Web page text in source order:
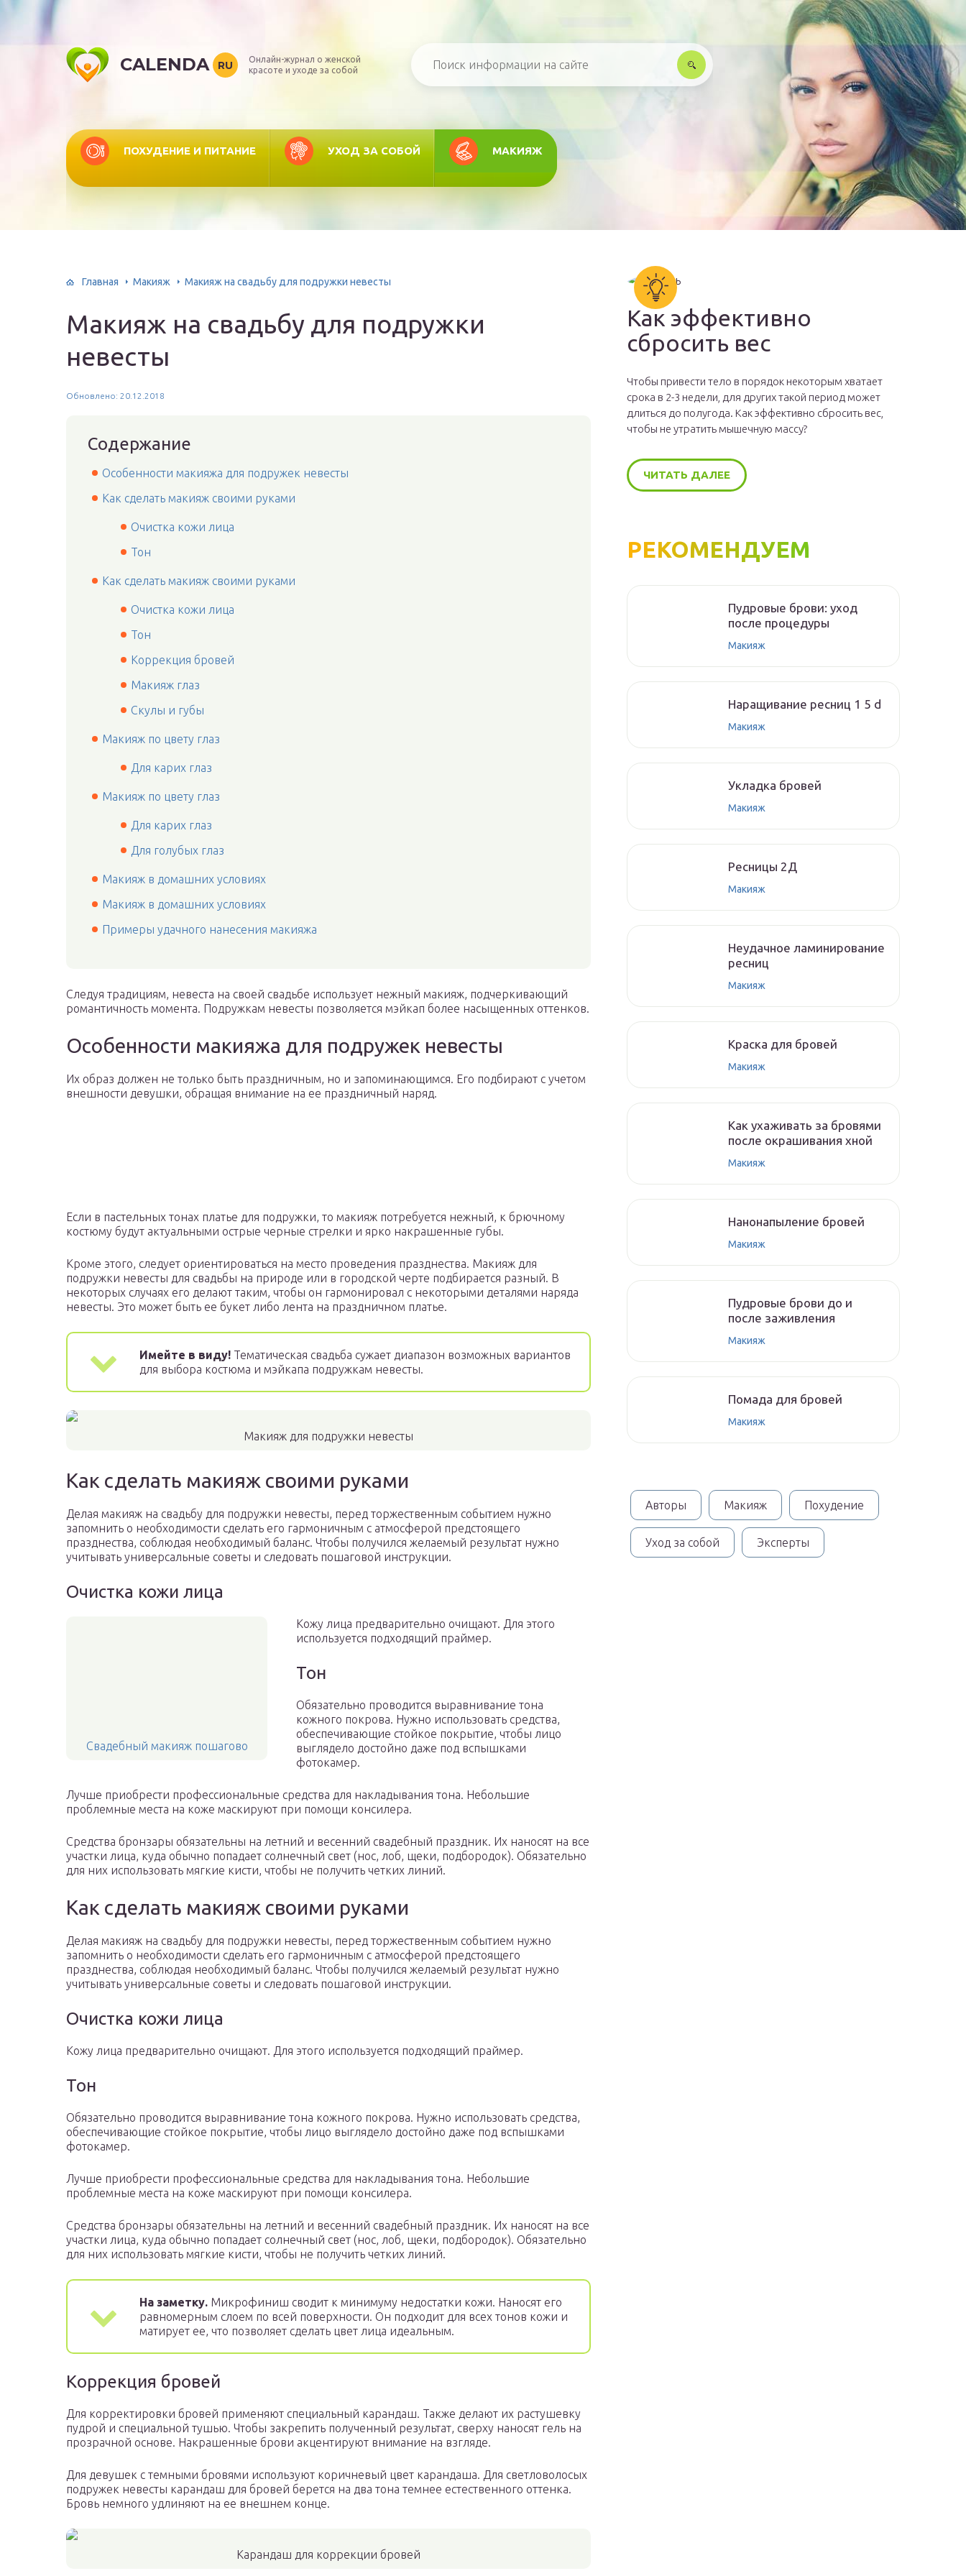
CALENDA RU
Онлайн-журнал о женской
красоте и уходе за собой
ПОХУДЕНИЕ И ПИТАНИЕ УХОД ЗА СОБОЙ МАКИЯЖ
Главная Макияж Макияж на свадьбу для подружки невесты
Макияж на свадьбу для подружки
невесты
Обновлено: 20.12.2018
Содержание
Особенности макияжа для подружек невесты
Как сделать макияж своими руками
Очистка кожи лица
Тон
Как сделать макияж своими руками
Очистка кожи лица
Тон
Коррекция бровей
Макияж глаз
Скулы и губы
Макияж по цвету глаз
Для карих глаз
Макияж по цвету глаз
Для карих глаз
Для голубых глаз
Макияж в домашних условиях
Макияж в домашних условиях
Примеры удачного нанесения макияжа
Следуя традициям, невеста на своей свадьбе использует нежный макияж, подчеркивающий
романтичность момента. Подружкам невесты позволяется мэйкап более насыщенных оттенков.
Особенности макияжа для подружек невесты
Их образ должен не только быть праздничным, но и запоминающимся. Его подбирают с учетом
внешности девушки, обращая внимание на ее праздничный наряд.
Если в пастельных тонах платье для подружки, то макияж потребуется нежный, к брючному
костюму будут актуальными острые черные стрелки и ярко накрашенные губы.
Кроме этого, следует ориентироваться на место проведения празднества. Макияж для
подружки невесты для свадьбы на природе или в городской черте подбирается разный. В
некоторых случаях его делают таким, чтобы он гармонировал с некоторыми деталями наряда
невесты. Это может быть ее букет либо лента на праздничном платье.
Имейте в виду! Тематическая свадьба сужает диапазон возможных вариантов
для выбора костюма и мэйкапа подружкам невесты.
Макияж для подружки невесты
Как сделать макияж своими руками
Делая макияж на свадьбу для подружки невесты, перед торжественным событием нужно
запомнить о необходимости сделать его гармоничным с атмосферой предстоящего
празднества, соблюдая необходимый баланс. Чтобы получился желаемый результат нужно
учитывать универсальные советы и следовать пошаговой инструкции.
Очистка кожи лица
Свадебный макияж пошагово
Кожу лица предварительно очищают. Для этого
используется подходящий праймер.
Тон
Обязательно проводится выравнивание тона
кожного покрова. Нужно использовать средства,
обеспечивающие стойкое покрытие, чтобы лицо
выглядело достойно даже под вспышками
фотокамер.
Лучше приобрести профессиональные средства для накладывания тона. Небольшие
проблемные места на коже маскируют при помощи консилера.
Средства бронзары обязательны на летний и весенний свадебный праздник. Их наносят на все
участки лица, куда обычно попадает солнечный свет (нос, лоб, щеки, подбородок). Обязательно
для них использовать мягкие кисти, чтобы не получить четких линий.
Как сделать макияж своими руками
Делая макияж на свадьбу для подружки невесты, перед торжественным событием нужно
запомнить о необходимости сделать его гармоничным с атмосферой предстоящего
празднества, соблюдая необходимый баланс. Чтобы получился желаемый результат нужно
учитывать универсальные советы и следовать пошаговой инструкции.
Очистка кожи лица
Кожу лица предварительно очищают. Для этого используется подходящий праймер.
Тон
Обязательно проводится выравнивание тона кожного покрова. Нужно использовать средства,
обеспечивающие стойкое покрытие, чтобы лицо выглядело достойно даже под вспышками
фотокамер.
Лучше приобрести профессиональные средства для накладывания тона. Небольшие
проблемные места на коже маскируют при помощи консилера.
Средства бронзары обязательны на летний и весенний свадебный праздник. Их наносят на все
участки лица, куда обычно попадает солнечный свет (нос, лоб, щеки, подбородок). Обязательно
для них использовать мягкие кисти, чтобы не получить четких линий.
На заметку. Микрофиниш сводит к минимуму недостатки кожи. Наносят его
равномерным слоем по всей поверхности. Он подходит для всех тонов кожи и
матирует ее, что позволяет сделать цвет лица идеальным.
Коррекция бровей
Для корректировки бровей применяют специальный карандаш. Также делают их растушевку
пудрой и специальной тушью. Чтобы закрепить полученный результат, сверху наносят гель на
прозрачной основе. Накрашенные брови акцентируют внимание на взгляде.
Для девушек с темными бровями используют коричневый цвет карандаша. Для светловолосых
подружек невесты карандаш для бровей берется на два тона темнее естественного оттенка.
Бровь немного удлиняют на ее внешнем конце.
Карандаш для коррекции бровей
Как эффективно
сбросить вес
Чтобы привести тело в порядок некоторым хватает
срока в 2-3 недели, для других такой период может
длиться до полугода. Как эффективно сбросить вес,
чтобы не утратить мышечную массу?
ЧИТАТЬ ДАЛЕЕ
РЕКОМЕНДУЕМ
Пудровые брови: уход
после процедуры
Макияж
Наращивание ресниц 1 5 d
Макияж
Укладка бровей
Макияж
Ресницы 2Д
Макияж
Неудачное ламинирование
ресниц
Макияж
Краска для бровей
Макияж
Как ухаживать за бровями
после окрашивания хной
Макияж
Нанонапыление бровей
Макияж
Пудровые брови до и
после заживления
Макияж
Помада для бровей
Макияж
Авторы Макияж Похудение
Уход за собой Эксперты